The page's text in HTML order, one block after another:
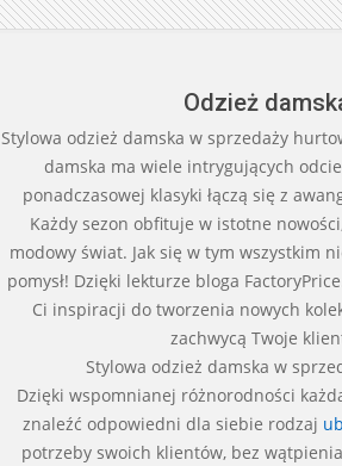
Odzież
Stylowa odzież damska w sprzedaży
damska ma wiele intrygujących
ponadczasowej klasyki łączą się z
Każdy sezon obfituje w istotne
modowy świat. Jak się w tym wszystkim
pomysł! Dzięki lekturze bloga
Ci inspiracji do tworzenia nowych
zachwycą Twoje
Stylowa odzież damska w
Dzięki wspomnianej różnorodności
znaleźć odpowiedni dla siebie rodzaj
potrzeby swoich klientów, bez